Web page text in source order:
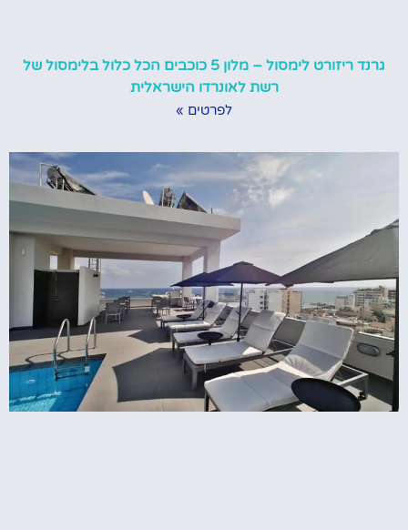
גרנד ריזורט לימסול – מלון 5 כוכבים הכל כלול בלימסול של
רשת לאונרדו הישראלית
לפרטים »